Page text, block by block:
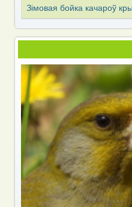
Зімовая бойка качароў